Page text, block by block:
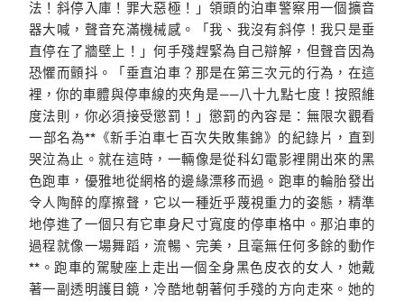
法！斜停入庫！罪大惡極！」領頭的泊車警察用一個擴音
器大喊，聲音充滿機械感。「我、我沒有斜停！我只是垂
直停在了牆壁上！」何手殘趕緊為自己辯解，但聲音因為
恐懼而顫抖。「垂直泊車？那是在第三次元的行為，在這
裡，你的車體與停車線的夾角是——八十九點七度！按照維
度法則，你必須接受懲罰！」懲罰的內容是：無限次觀看
一部名為**《新手泊車七百次失敗集錦》的紀錄片，直到
哭泣為止。就在這時，一輛像是從科幻電影裡開出來的黑
色跑車，優雅地從網格的邊緣漂移而過。跑車的輪胎發出
令人陶醉的摩擦聲，它以一種近乎蔑視重力的姿態，精準
地停進了一個只有它車身尺寸寬度的停車格中。那泊車的
過程就像一場舞蹈，流暢、完美，且毫無任何多餘的動作
**。跑車的駕駛座上走出一個全身黑色皮衣的女人，她戴
著一副透明護目鏡，冷酷地朝著何手殘的方向走來。她的